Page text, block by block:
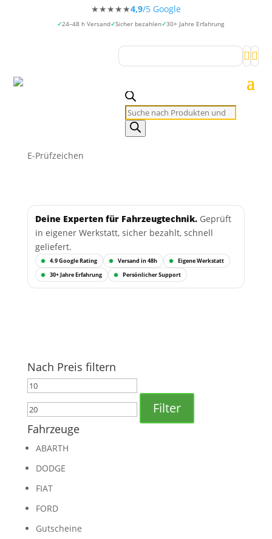
★★★★★4,9/5 Google
24–48 h Versand Sicher bezahlen 30+ Jahre Erfahrung


Products
search
E-Prüfzeichen
Deine Experten für Fahrzeugtechnik.Geprüft
in eigener Werkstatt, sicher bezahlt, schnell
geliefert.
4.9 Google Rating Versand in 48h
Eigene Werkstatt
30+ Jahre Erfahrung
Persönlicher Support
Nach Preis filtern
Min.
Filter
Fahrzeuge
ABARTH
DODGE
FIAT
FORD
Gutscheine